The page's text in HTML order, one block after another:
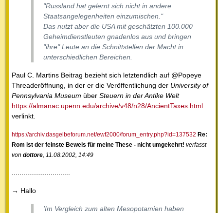
"Russland hat gelernt sich nicht in andere
Staatsangelegenheiten einzumischen."
Das nutzt aber die USA mit geschätzten 100.000
Geheimdienstleuten gnadenlos aus und bringen
"ihre" Leute an die Schnittstellen der Macht in
unterschiedlichen Bereichen.
Paul C. Martins Beitrag bezieht sich letztendlich auf @Popeye
Threaderöffnung, in der er die Veröffentlichung der University of
Pennsylvania Museum über Steuern in der Antike Welt
https://almanac.upenn.edu/archive/v48/n28/AncientTaxes.html
verlinkt.
https://archiv.dasgelbeforum.net/ewf2000/forum_entry.php?id=137532 Re:
Rom ist der feinste Beweis für meine These - nicht umgekehrt! verfasst
von dottore , 11.08.2002, 14:49
→ Hallo
'Im Vergleich zum alten Mesopotamien haben